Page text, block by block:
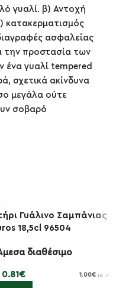
γυαλί. β) Αντοχή
κατακερματισμός
ασφαλείας
την προστασία των
ένα γυαλί tempered
σχετικά ακίνδυνα
μεγάλα ούτε
σοβαρό
Γυάλινο Σαμπάνιας
18,5cl 96504
διαθέσιμο
0.81€ 1.00€ με ΦΠΑ